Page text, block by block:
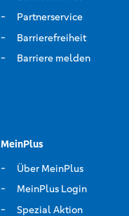
Partnerservice
Barrierefreiheit
Barriere melden
MeinPlus
Über MeinPlus
MeinPlus Login
Spezial Aktion